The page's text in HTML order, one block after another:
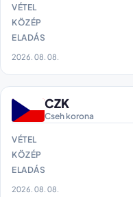
VÉTEL
KÖZÉP
ELADÁS
2026. 08. 08.
CZK
Cseh korona
VÉTEL
KÖZÉP
ELADÁS
2026. 08. 08.